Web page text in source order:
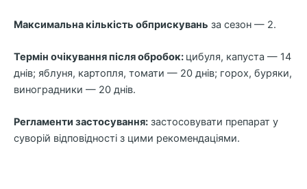
Максимальна кількість обприскувань за сезон — 2.
Термін очікування після обробок: цибуля, капуста — 14
днів; яблуня, картопля, томати — 20 днів; горох, буряки,
виноградники — 20 днів.
Регламенти застосування: застосовувати препарат у
суворій відповідності з цими рекомендаціями.